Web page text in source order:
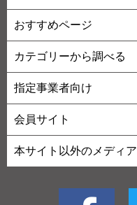
おすすめページ
カテゴリーから調べる
指定事業者向け
会員サイト
本サイト以外のメディア